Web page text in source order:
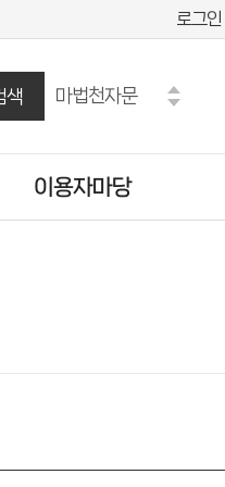
로그인
색
마법천자문
만화
오디세이아
모순
이용자마당
주시 시험·채용정보